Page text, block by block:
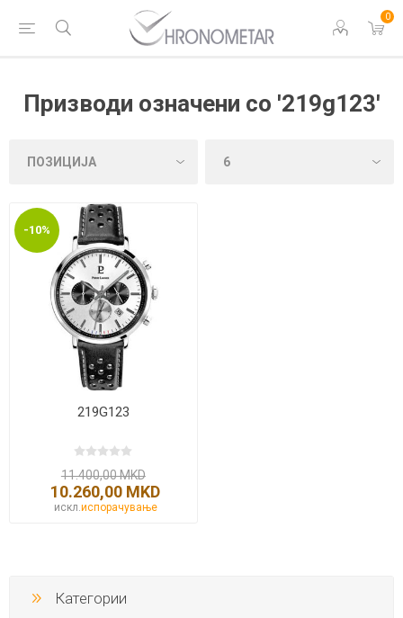
0
Призводи означени со '219g123'
-10%
219G123
11.400,00 MKD
10.260,00 MKD
искл. испорачување
Категории